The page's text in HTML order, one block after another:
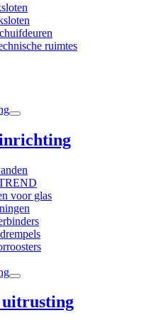
ruimtes
inrichting
voor glas
uitrusting